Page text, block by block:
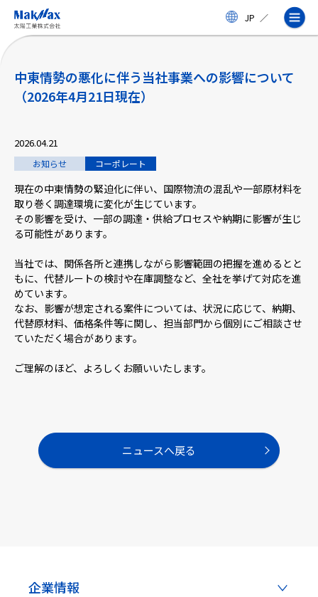
コ
ン
JP ／
事業紹介
製品・サービス
実績
太陽工業コラム
採用情報
中東情勢の悪化に伴う当社事業への影響について
（2026年4月21日現在）
2026.04.21
お知らせ コーポレート
現在の中東情勢の緊迫化に伴い、国際物流の混乱や一部原材料を
取り巻く調達環境に変化が生じています。
その影響を受け、一部の調達・供給プロセスや納期に影響が生じ
る可能性があります。
当社では、関係各所と連携しながら影響範囲の把握を進めるとと
もに、代替ルートの検討や在庫調整など、全社を挙げて対応を進
めています。
なお、影響が想定される案件については、状況に応じて、納期、
代替原材料、価格条件等に関し、担当部門から個別にご相談させ
ていただく場合があります。
ご理解のほど、よろしくお願いいたします。
ニュースへ戻る
企業情報